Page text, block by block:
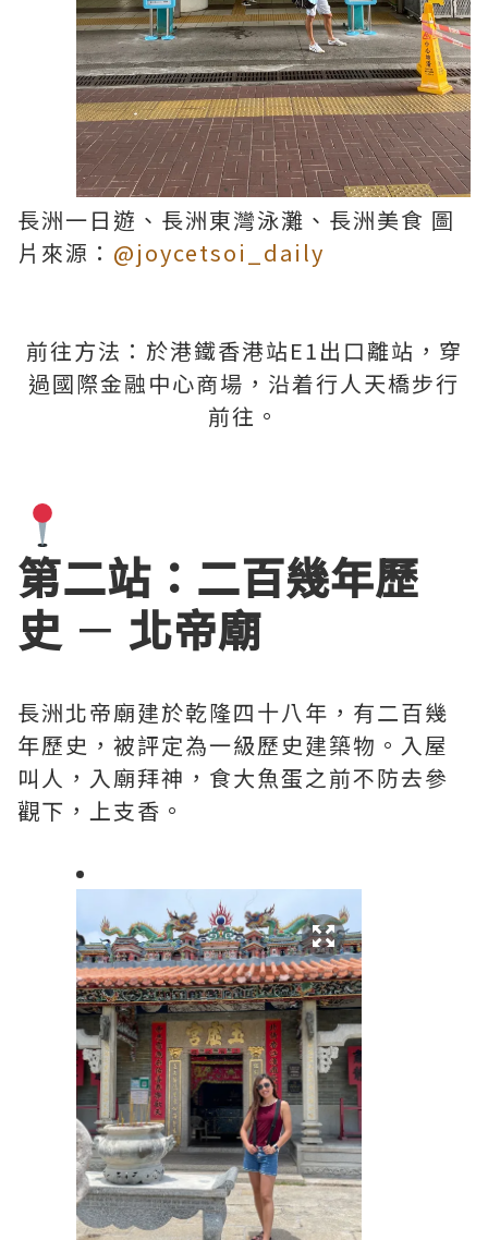
長洲一日遊、長洲東灣泳灘、長洲美食 圖
片來源： @joycetsoi_daily
前往方法：於港鐵香港站E1出口離站，穿
過國際金融中心商場，沿着行人天橋步行
前往。
第二站：二百幾年歷
史－ 北帝廟
長洲北帝廟建於乾隆四十八年，有二百幾
年歷史，被評定為一級歷史建築物。入屋
叫人，入廟拜神，食大魚蛋之前不防去參
觀下，上支香。